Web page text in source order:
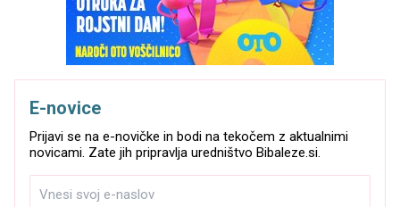
E-novice
Prijavi se na e-novičke in bodi na tekočem z aktualnimi
novicami. Zate jih pripravlja uredništvo Bibaleze.si.